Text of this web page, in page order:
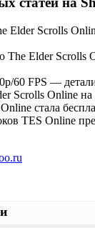
Elder Scrolls
The Elder Scrolls
60 FPS —
Scrolls Online на
стала
TES Online